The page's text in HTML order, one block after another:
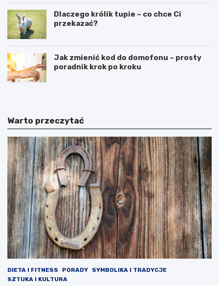
Dlaczego królik tupie – co chce Ci
przekazać?
Jak zmienić kod do domofonu – prosty
poradnik krok po kroku
Warto przeczytać
DIETA I FITNESS PORADY
SYMBOLIKA I TRADYCJE
SZTUKA I KULTURA